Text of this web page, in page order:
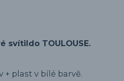
svítildo TOULOUSE.
+ plast v bílé barvě.